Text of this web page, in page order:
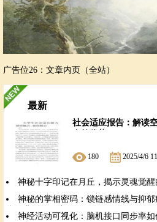
广告位26：文章内页（全站）
最新
社会适应报告：解读
180 2025/4/6
神秘十字印记在月丘，揭示灵魂觉醒
神秘的掌相密码：锁链感情线与抑
掌纹背后的秘密
神经活动可视化：脑机接口同步率